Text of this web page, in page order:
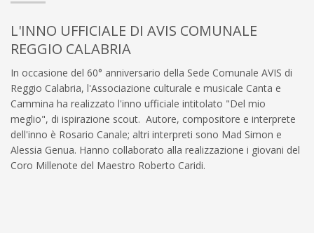
L'INNO UFFICIALE DI AVIS COMUNALE
REGGIO CALABRIA
In occasione del 60° anniversario della Sede Comunale AVIS di
Reggio Calabria, l'Associazione culturale e musicale Canta e
Cammina ha realizzato l'inno ufficiale intitolato "Del mio
meglio", di ispirazione scout. Autore, compositore e interprete
dell'inno è Rosario Canale; altri interpreti sono Mad Simon e
Alessia Genua. Hanno collaborato alla realizzazione i giovani del
Coro Millenote del Maestro Roberto Caridi.